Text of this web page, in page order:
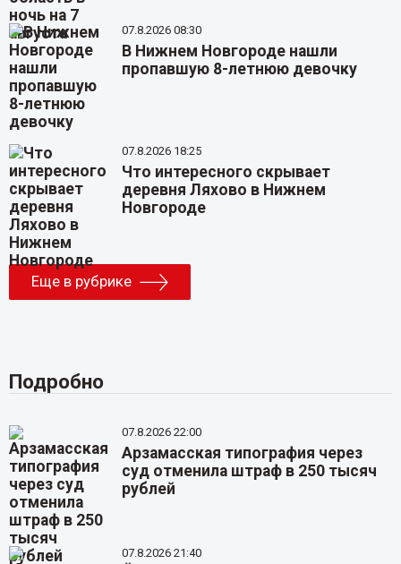
07.8.2026 08:30
В Нижнем Новгороде нашли
пропавшую 8-летнюю девочку
07.8.2026 18:25
Что интересного скрывает
деревня Ляхово в Нижнем
Новгороде
Еще в рубрике
Подробно
07.8.2026 22:00
Арзамасская типография через
суд отменила штраф в 250 тысяч
рублей
07.8.2026 21:40